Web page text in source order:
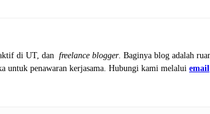
di UT, dan freelance blogger. Baginya blog adalah
untuk penawaran kerjasama. Hubungi kami melalui email